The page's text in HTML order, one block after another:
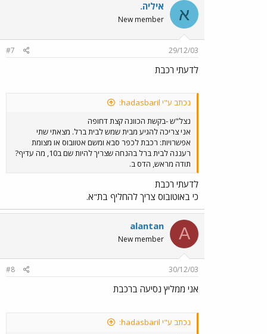
א איליה.
New member
29/12/03
#7
לדעתי רכבת
נכתב ע"י hadasbaril:
נצל"ש -בקשת הכוונה קצת דחופה
אני צריכה להגיע מבית שמש לבית ברל. מצאתי שתי
אפשרויות: רכבת לכפר סבא ומשם אטוובוס או מצומת
רעננה לבית ברל בהנחה שצריך להיות שם ב10, מה עדיף?
תודה מראש, הדס ב.
לדעתי רכבת
כי באוטובוס צריך להחליף בת"א.
A
alantan
New member
30/12/03
#8
אני ממליץ נסיעה ברכבת
נכתב ע"י hadasbaril: